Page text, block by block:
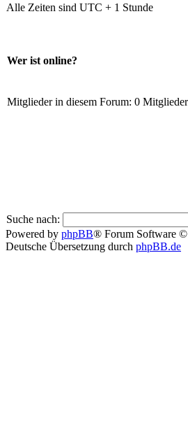
Alle Zeiten sind UTC + 1 Stunde
Wer ist online?
Mitglieder in diesem Forum: 0
Suche nach:
Powered by phpBB® Forum Software
Deutsche Übersetzung durch phpBB.de